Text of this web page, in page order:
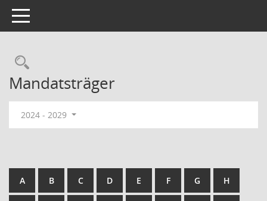
Toggle navigation
Rechercheauswahl
Mandatsträger
2024 - 2029
A B C D E F G H